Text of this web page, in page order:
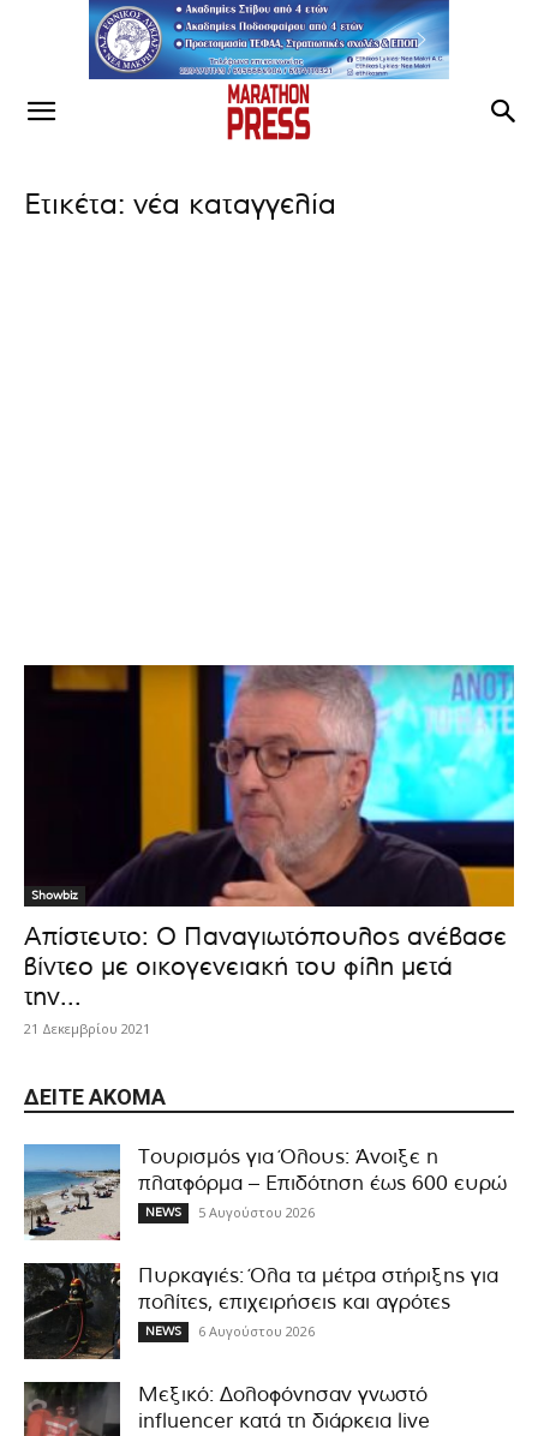
Ετικέτα: νέα καταγγελία
Showbiz
Απίστευτο: Ο Παναγιωτόπουλος ανέβασε
βίντεο με οικογενειακή του φίλη μετά
την...
21 Δεκεμβρίου 2021
ΔΕΊΤΕ ΑΚΌΜΑ
Τουρισμός για Όλους: Άνοιξε η
πλατφόρμα – Επιδότηση έως 600 ευρώ
NEWS 5 Αυγούστου 2026
Πυρκαγιές: Όλα τα μέτρα στήριξης για
πολίτες, επιχειρήσεις και αγρότες
NEWS 6 Αυγούστου 2026
Μεξικό: Δολοφόνησαν γνωστό
influencer κατά τη διάρκεια live